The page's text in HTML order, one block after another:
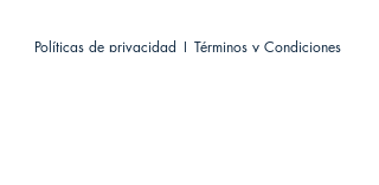
Políticas de privacidad | Términos y Condiciones